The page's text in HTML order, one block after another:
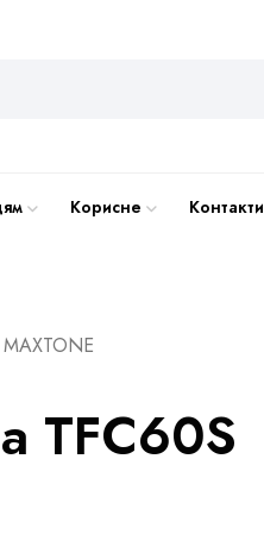
Корисне Контакти
MAXTONE
TFC60S